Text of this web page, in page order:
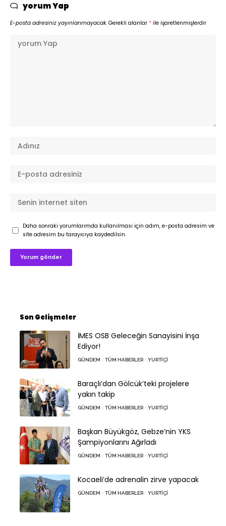
yorum Yap
E-posta adresiniz yayınlanmayacak. Gerekli alanlar * ile işaretlenmişlerdir
Daha sonraki yorumlarımda kullanılması için adım, e-posta adresim ve
site adresim bu tarayıcıya kaydedilsin.
Son Gelişmeler
İMES OSB Geleceğin Sanayisini İnşa
Ediyor!
GÜNDEM TÜM HABERLER YURTIÇI
Baraçlı’dan Gölcük’teki projelere
yakın takip
GÜNDEM TÜM HABERLER YURTIÇI
Başkan Büyükgöz, Gebze’nin YKS
Şampiyonlarını Ağırladı
GÜNDEM TÜM HABERLER YURTIÇI
Kocaeli’de adrenalin zirve yapacak
GÜNDEM TÜM HABERLER YURTIÇI